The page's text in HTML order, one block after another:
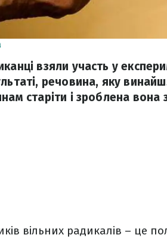
взяли участь у
речовина, яку
старіти і зроблена
вільних радикалів – це